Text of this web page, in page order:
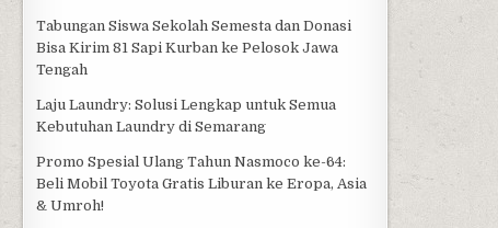
Tabungan Siswa Sekolah Semesta dan Donasi
Bisa Kirim 81 Sapi Kurban ke Pelosok Jawa
Tengah
Laju Laundry: Solusi Lengkap untuk Semua
Kebutuhan Laundry di Semarang
Promo Spesial Ulang Tahun Nasmoco ke-64:
Beli Mobil Toyota Gratis Liburan ke Eropa, Asia
& Umroh!